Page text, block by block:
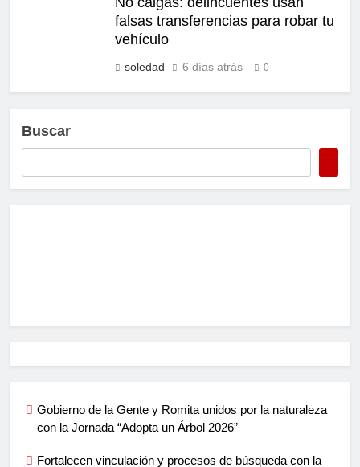
falsas transferencias para robar tu
vehículo
soledad 6 días atrás 0
Buscar
Gobierno de la Gente y Romita unidos por la naturaleza
con la Jornada “Adopta un Árbol 2026”
Fortalecen vinculación y procesos de búsqueda con la